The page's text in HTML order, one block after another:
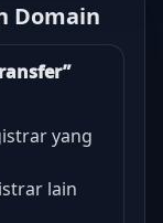
Domain
yang
lain